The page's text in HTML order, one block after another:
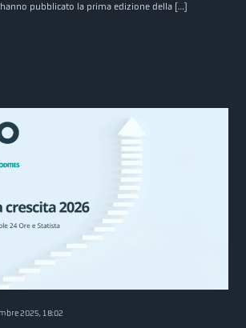
hanno pubblicato la prima edizione della […]
2025, 18:02